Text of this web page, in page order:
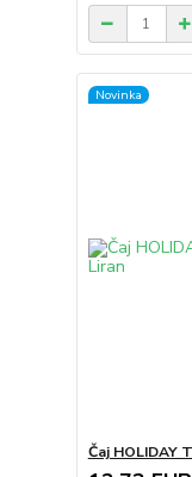
Novinka
Čaj HOLIDAY